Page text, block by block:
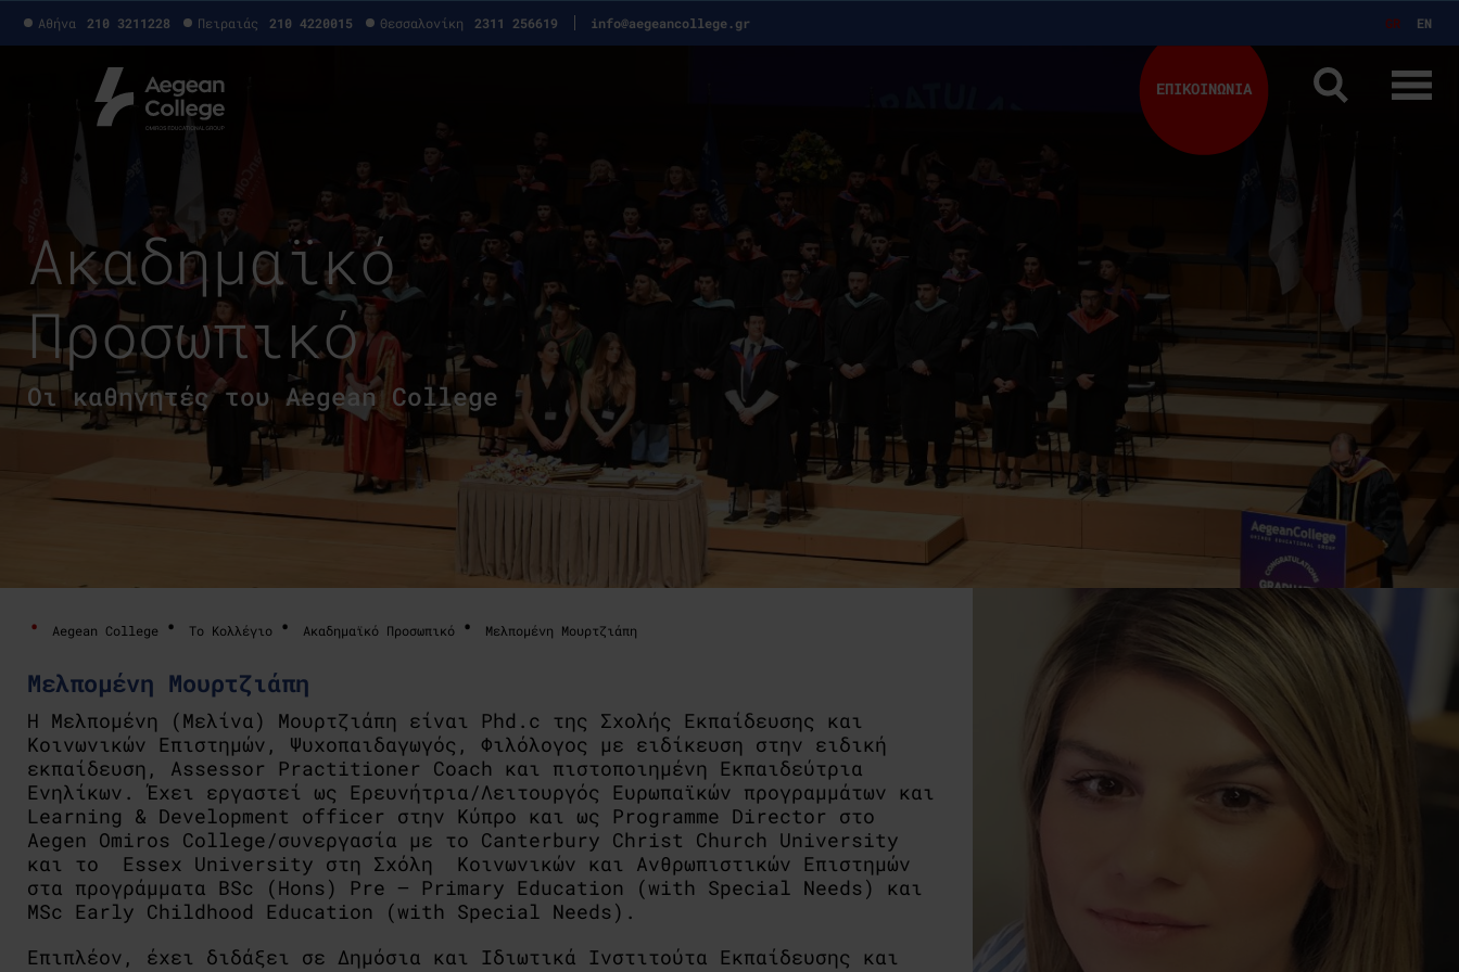
Αθήνα 210 3211228 Πειραιάς 210 4220015 Θεσσαλονίκη 2311 256619 info@aegeancollege.gr GR EN
ΕΠΙΚΟΙΝΩΝΙΑ
Ακαδημαϊκό
Προσωπικό
Οι καθηγητές του Aegean College
Aegean College Το Κολλέγιο Ακαδημαϊκό Προσωπικό Mελπομένη Μουρτζιάπη
Mελπομένη Μουρτζιάπη
H Mελπομένη (Μελίνα) Μουρτζιάπη είναι Phd.c της Σχολής Εκπαίδευσης και
Κοινωνικών Επιστημών, Ψυχοπαιδαγωγός, Φιλόλογος με ειδίκευση στην ειδική
εκπαίδευση, Assessor Practitioner Coach και πιστοποιημένη Εκπαιδεύτρια
Ενηλίκων. Έχει εργαστεί ως Ερευνήτρια/Λειτουργός Ευρωπαϊκών προγραμμάτων και
Learning & Development officer στην Κύπρο και ως Programme Director στο
Αegen Omiros College/συνεργασία με τo Canterbury Christ Church University
και το Essex University στη Σχόλη Κοινωνικών και Ανθρωπιστικών Επιστημών
στα προγράμματα BSc (Hons) Pre – Primary Education (with Special Needs) και
MSc Early Childhood Education (with Special Needs).
Επιπλέον, έχει διδάξει σε Δημόσια και Ιδιωτικά Ινστιτούτα Εκπαίδευσης και